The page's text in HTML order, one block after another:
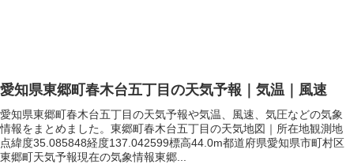
愛知県東郷町春木台五丁目の天気予報｜気温｜風速
愛知県東郷町春木台五丁目の天気予報や気温、風速、気圧などの気象
情報をまとめました。東郷町春木台五丁目の天気地図｜所在地観測地
点緯度35.085848経度137.042599標高44.0m都道府県愛知県市町村区
東郷町天気予報現在の気象情報東郷...